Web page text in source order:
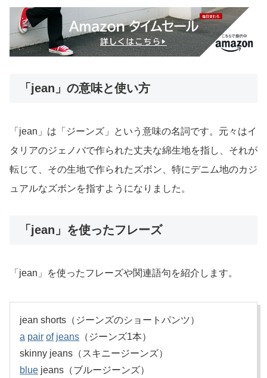
「jean」の意味と使い方
「jean」は「ジーンズ」という意味の名詞です。元々はイ
タリアのジェノバで作られた丈夫な綿生地を指し、それが
転じて、その生地で作られたズボン、特にデニム地のカジ
ュアルなズボンを指すようになりました。
「jean」を使ったフレーズ
「jean」を使ったフレーズや関連語句を紹介します。
jean shorts（ジーンズのショートパンツ）
a pair of jeans （ジーンズ1本）
skinny jeans（スキニージーンズ）
blue jeans（ブルージーンズ）